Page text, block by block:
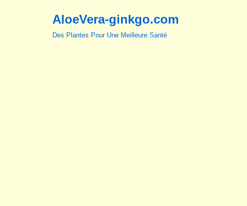
AloeVera-ginkgo.com
Des Plantes Pour Une Meilleure Santé